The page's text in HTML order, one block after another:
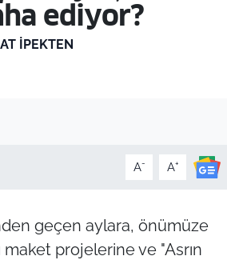
ediyor?
İPEKTEN
A- A+
geçen aylara, önümüze
projelerine ve "Asrın